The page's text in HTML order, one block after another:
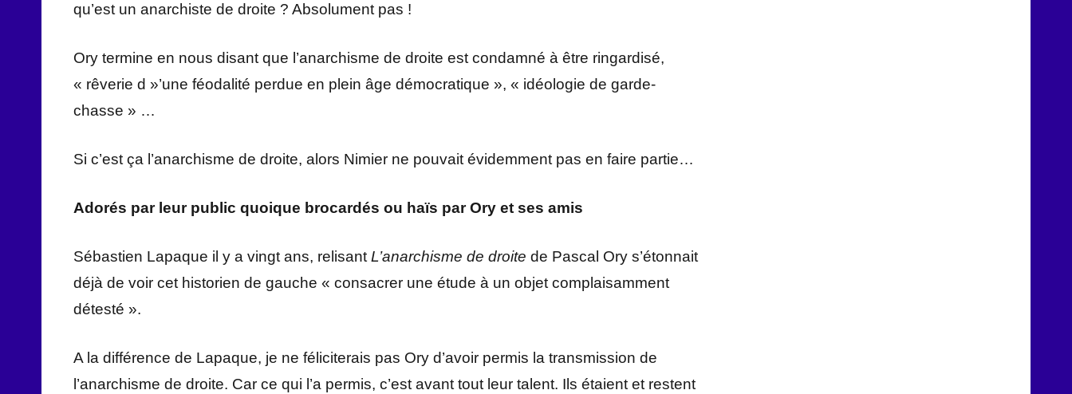
qu’est un anarchiste de droite ? Absolument pas !
Ory termine en nous disant que l’anarchisme de droite est condamné à être ringardisé,
« rêverie d »’une féodalité perdue en plein âge démocratique », « idéologie de garde-
chasse » …
Si c’est ça l’anarchisme de droite, alors Nimier ne pouvait évidemment pas en faire partie…
Adorés par leur public quoique brocardés ou haïs par Ory et ses amis
Sébastien Lapaque il y a vingt ans, relisantL’anarchisme de droite de Pascal Ory s’étonnait
déjà de voir cet historien de gauche « consacrer une étude à un objet complaisamment
détesté ».
A la différence de Lapaque, je ne féliciterais pas Ory d’avoir permis la transmission de
l’anarchisme de droite. Car ce qui l’a permis, c’est avant tout leur talent. Ils étaient et restent